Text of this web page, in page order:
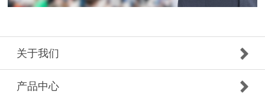
关于我们
产品中心